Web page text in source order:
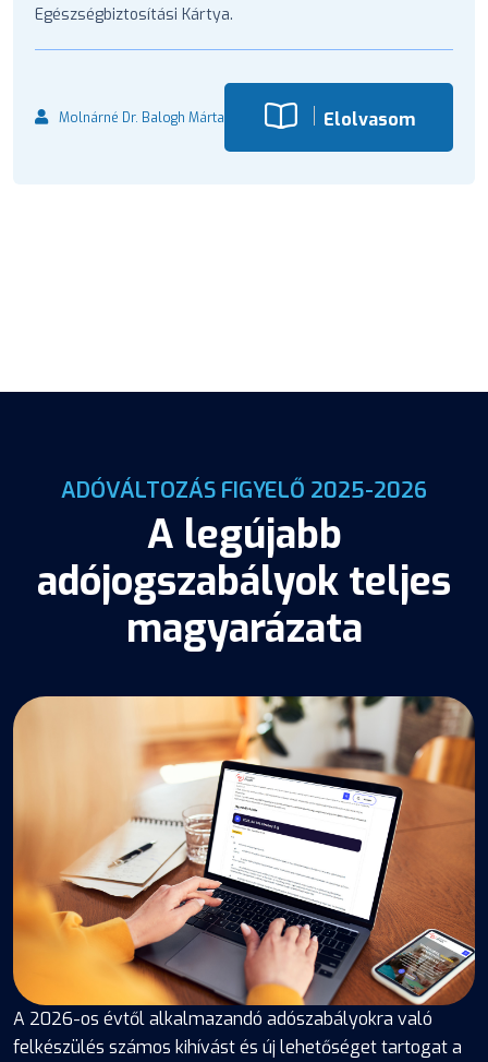
Egészségbiztosítási Kártya.
Molnárné Dr. Balogh Márta Elolvasom
ADÓVÁLTOZÁS FIGYELŐ 2025-2026
A legújabb
adójogszabályok teljes
magyarázata
A 2026-os évtől alkalmazandó adószabályokra való
felkészülés számos kihívást és új lehetőséget tartogat a